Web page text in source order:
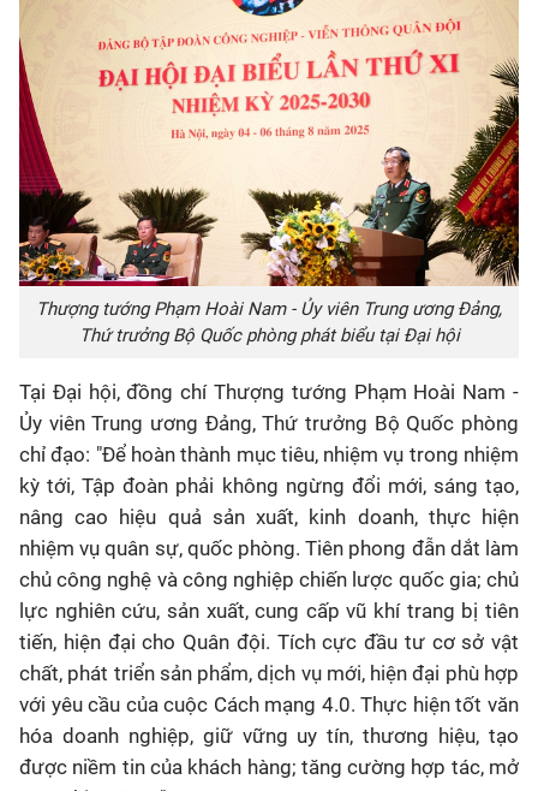
Thượng tướng Phạm Hoài Nam - Ủy viên Trung ương Đảng,
Thứ trưởng Bộ Quốc phòng phát biểu tại Đại hội
Tại Đại hội, đồng chí Thượng tướng Phạm Hoài Nam -
Ủy viên Trung ương Đảng, Thứ trưởng Bộ Quốc phòng
chỉ đạo: "Để hoàn thành mục tiêu, nhiệm vụ trong nhiệm
kỳ tới, Tập đoàn phải không ngừng đổi mới, sáng tạo,
nâng cao hiệu quả sản xuất, kinh doanh, thực hiện
nhiệm vụ quân sự, quốc phòng. Tiên phong đẫn dắt làm
chủ công nghệ và công nghiệp chiến lược quốc gia; chủ
lực nghiên cứu, sản xuất, cung cấp vũ khí trang bị tiên
tiến, hiện đại cho Quân đội. Tích cực đầu tư cơ sở vật
chất, phát triển sản phẩm, dịch vụ mới, hiện đại phù hợp
với yêu cầu của cuộc Cách mạng 4.0. Thực hiện tốt văn
hóa doanh nghiệp, giữ vững uy tín, thương hiệu, tạo
được niềm tin của khách hàng; tăng cường hợp tác, mở